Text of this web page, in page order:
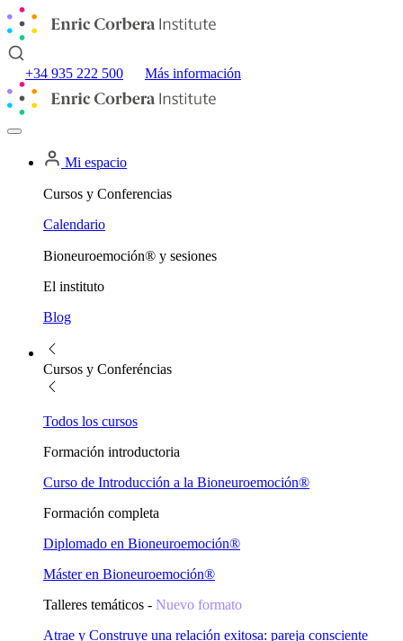
+34 935 222 500 Más información
Mi espacio
Cursos y Conferencias
Calendario
Bioneuroemoción® y sesiones
El instituto
Blog
Cursos y Conferéncias
Todos los cursos
Formación introductoria
Curso de Introducción a la Bioneuroemoción®
Formación completa
Diplomado en Bioneuroemoción®
Máster en Bioneuroemoción®
Talleres temáticos - Nuevo formato
Atrae y Construye una relación exitosa: pareja consciente